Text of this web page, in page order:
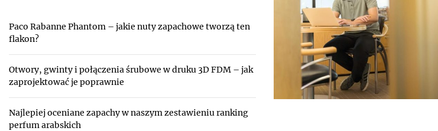
Paco Rabanne Phantom – jakie nuty zapachowe tworzą ten
flakon?
Otwory, gwinty i połączenia śrubowe w druku 3D FDM – jak
zaprojektować je poprawnie
Najlepiej oceniane zapachy w naszym zestawieniu ranking
perfum arabskich